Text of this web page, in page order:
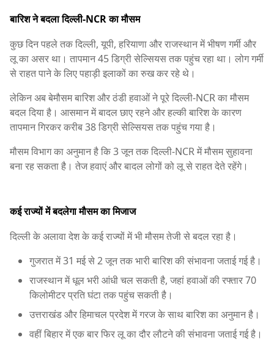
बारिश ने बदला दिल्ली-NCR का मौसम
कुछ दिन पहले तक दिल्ली, यूपी, हरियाणा और राजस्थान में भीषण गर्मी और
लू का असर था। तापमान 45 डिग्री सेल्सियस तक पहुंच रहा था। लोग गर्मी
से राहत पाने के लिए पहाड़ी इलाकों का रुख कर रहे थे।
लेकिन अब बेमौसम बारिश और ठंडी हवाओं ने पूरे दिल्ली-NCR का मौसम
बदल दिया है। आसमान में बादल छाए रहने और हल्की बारिश के कारण
तापमान गिरकर करीब 38 डिग्री सेल्सियस तक पहुंच गया है।
मौसम विभाग का अनुमान है कि 3 जून तक दिल्ली-NCR में मौसम सुहावना
बना रह सकता है। तेज हवाएं और बादल लोगों को लू से राहत देते रहेंगे।
कई राज्यों में बदलेगा मौसम का मिजाज
दिल्ली के अलावा देश के कई राज्यों में भी मौसम तेजी से बदल रहा है।
गुजरात में 31 मई से 2 जून तक भारी बारिश की संभावना जताई गई है।
राजस्थान में धूल भरी आंधी चल सकती है, जहां हवाओं की रफ्तार 70
किलोमीटर प्रति घंटा तक पहुंच सकती है।
उत्तराखंड और हिमाचल प्रदेश में गरज के साथ बारिश का अनुमान है।
वहीं बिहार में एक बार फिर लू का दौर लौटने की संभावना जताई गई है।